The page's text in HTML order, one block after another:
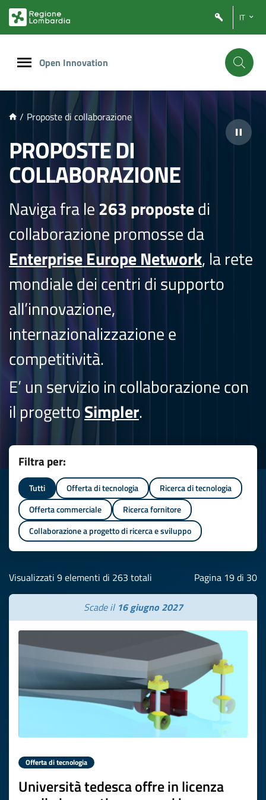
PRINCIPALE
IT
Open Innovation
/ Proposte di collaborazione
PROPOSTE DI
COLLABORAZIONE
Naviga fra le263 propostedi
collaborazione promosse da
Enterprise Europe Network, la rete
mondiale dei centri di supporto
all’innovazione,
internazionalizzazione e
competitività.
E’ un servizio in collaborazione con
il progettoSimpler.
Filtra per:
Tutti Offerta di tecnologia
Ricerca di tecnologia
Offerta commerciale
Ricerca fornitore
Collaborazione a progetto di ricerca e sviluppo
Visualizzati 9 elementi di 263 totali Pagina 19 di 30
Scade il 16 giugno 2027
Offerta di tecnologia
Università tedesca offre in licenza